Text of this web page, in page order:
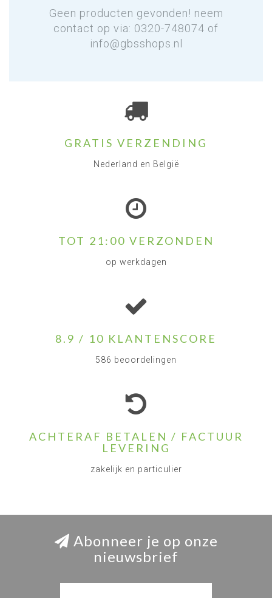
Geen producten gevonden! neem
contact op via: 0320-748074 of
info@gbsshops.nl
GRATIS VERZENDING
Nederland en België
TOT 21:00 VERZONDEN
op werkdagen
8.9 / 10 KLANTENSCORE
586 beoordelingen
ACHTERAF BETALEN / FACTUUR
LEVERING
zakelijk en particulier
Abonneer je op onze
nieuwsbrief